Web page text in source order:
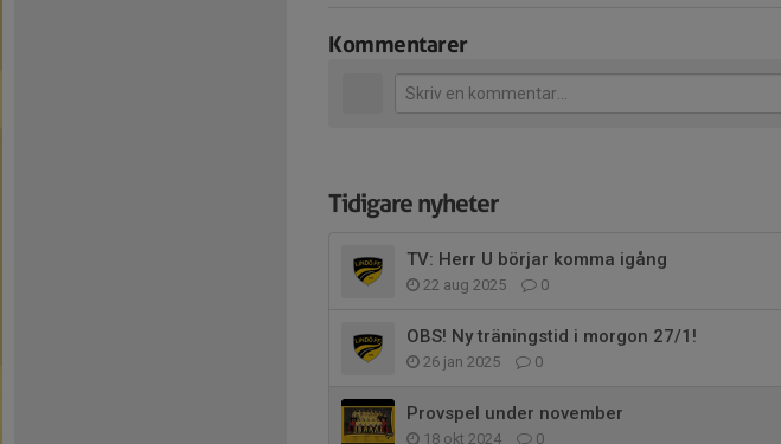
Kommentarer
Tidigare nyheter
TV: Herr U börjar komma igång
22 aug 2025 0
OBS! Ny träningstid i morgon 27/1!
26 jan 2025 0
Provspel under november
18 okt 2024 0